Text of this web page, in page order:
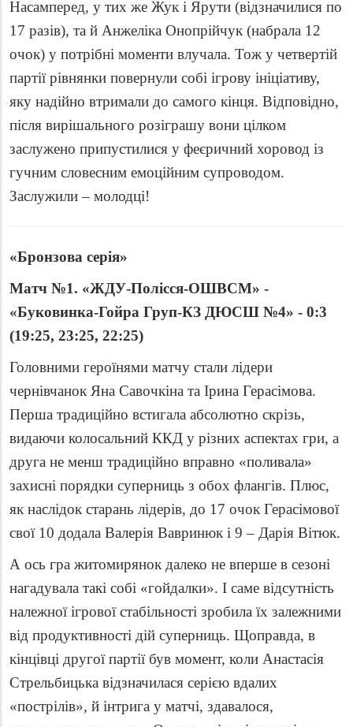
Насамперед, у тих же Жук і Ярути (відзначилися по
17 разів), та й Анжеліка Онопрійчук (набрала 12
очок) у потрібні моменти влучала. Тож у четвертій
партії рівнянки повернули собі ігрову ініціативу,
яку надійно втримали до самого кінця. Відповідно,
після вирішального розіграшу вони цілком
заслужено припустилися у феєричний хоровод із
гучним словесним емоційним супроводом.
Заслужили – молодці!
«Бронзова серія»
Матч №1. «ЖДУ-Полісся-ОШВСМ» -
«Буковинка-Гойра Груп-КЗ ДЮСШ №4» - 0:3
(19:25, 23:25, 22:25)
Головними героїнями матчу стали лідери
чернівчанок Яна Савочкіна та Ірина Герасімова.
Перша традиційно встигала абсолютно скрізь,
видаючи колосальний ККД у різних аспектах гри, а
друга не менш традиційно вправно «поливала»
захисні порядки суперниць з обох флангів. Плюс,
як наслідок старань лідерів, до 17 очок Герасімової
свої 10 додала Валерія Вавринюк і 9 – Дарія Вітюк.
А ось гра житомирянок далеко не вперше в сезоні
нагадувала такі собі «гойдалки». І саме відсутність
належної ігрової стабільності зробила їх залежними
від продуктивності дій суперниць. Щоправда, в
кінцівці другої партії був момент, коли Анастасія
Стрельбицька відзначилася серією вдалих
«пострілів», й інтрига у матчі, здавалося,